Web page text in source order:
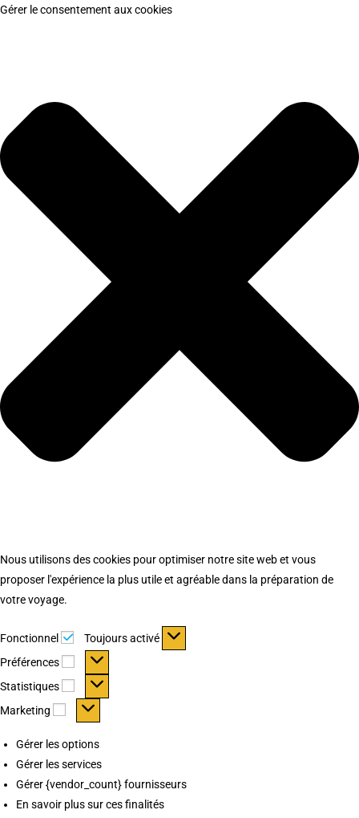
Gérer le consentement aux cookies
Nous utilisons des cookies pour optimiser notre site web et vous
proposer l'expérience la plus utile et agréable dans la préparation de
votre voyage.
Fonctionnel Fonctionnel
Toujours activé
Préférences
Préférences
Statistiques Statistiques
Marketing Marketing
Gérer les options
Gérer les services
Gérer {vendor_count} fournisseurs
En savoir plus sur ces finalités